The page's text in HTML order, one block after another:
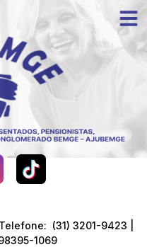
(31) 3201-9423 |
1069